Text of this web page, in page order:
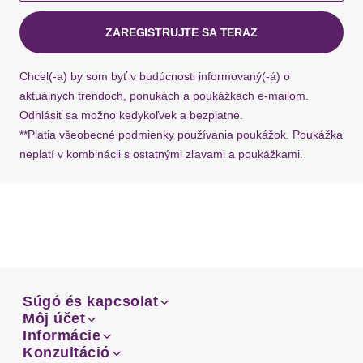
ZAREGISTRUJTE SA TERAZ
Chcel(-a) by som byť v budúcnosti informovaný(-á) o
aktuálnych trendoch, ponukách a poukážkach e-mailom.
Odhlásiť sa možno kedykoľvek a bezplatne.
**Platia všeobecné podmienky používania poukážok. Poukážka
neplatí v kombinácii s ostatnými zľavami a poukážkami.
Súgó és kapcsolat
Email
Facebook
Súgó és kapcsolat
Email
Môj účet
Prehľad objednávok
Môj účet
Informácie
Doprava
Informácie
Konzultáció